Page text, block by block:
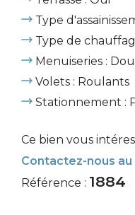
Type
Type de
Menuiseries :
Volets : Roulants
Stationnement :
Ce bien vous
Contactez-nous au
Référence : 1884